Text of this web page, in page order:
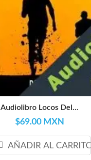
Audiolibro Locos Del...
$69.00 MXN
AÑADIR AL CARRITO